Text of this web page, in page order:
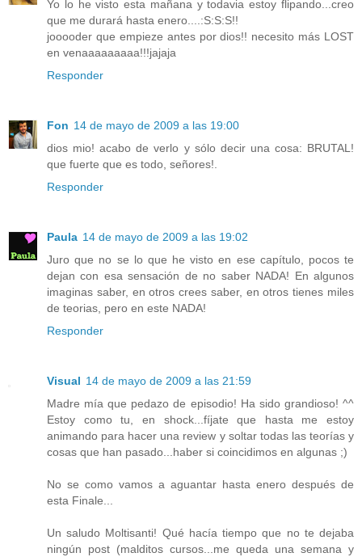
Yo lo he visto esta mañana y todavia estoy flipando...creo
que me durará hasta enero....:S:S:S!!
jooooder que empieze antes por dios!! necesito más LOST
en venaaaaaaaaa!!!jajaja
Responder
Fon 14 de mayo de 2009 a las 19:00
dios mio! acabo de verlo y sólo decir una cosa: BRUTAL!
que fuerte que es todo, señores!.
Responder
Paula 14 de mayo de 2009 a las 19:02
Juro que no se lo que he visto en ese capítulo, pocos te
dejan con esa sensación de no saber NADA! En algunos
imaginas saber, en otros crees saber, en otros tienes miles
de teorias, pero en este NADA!
Responder
Visual 14 de mayo de 2009 a las 21:59
Madre mía que pedazo de episodio! Ha sido grandioso! ^^
Estoy como tu, en shock...fíjate que hasta me estoy
animando para hacer una review y soltar todas las teorías y
cosas que han pasado...haber si coincidimos en algunas ;)
No se como vamos a aguantar hasta enero después de
esta Finale...
Un saludo Moltisanti! Qué hacía tiempo que no te dejaba
ningún post (malditos cursos...me queda una semana y